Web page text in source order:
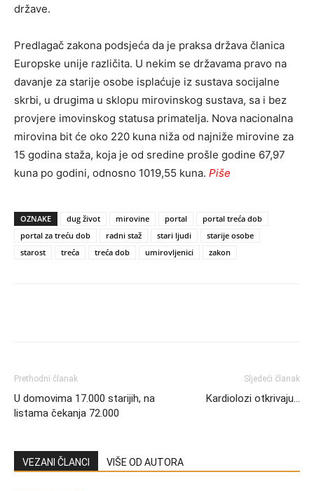
države.
Predlagač zakona podsjeća da je praksa država članica
Europske unije različita. U nekim se državama pravo na
davanje za starije osobe isplaćuje iz sustava socijalne
skrbi, u drugima u sklopu mirovinskog sustava, sa i bez
provjere imovinskog statusa primatelja. Nova nacionalna
mirovina bit će oko 220 kuna niža od najniže mirovine za
15 godina staža, koja je od sredine prošle godine 67,97
kuna po godini, odnosno 1019,55 kuna. Piše
OZNAKE dug život mirovine portal
portal treća dob
portal za treću dob
radni staž stari ljudi
starije osobe
starost
treća treća dob umirovljenici zakon
Prethodni članak
U domovima 17.000 starijih, na
listama čekanja 72.000
Sljedeći članak
Kardiolozi otkrivaju…
VEZANI ČLANCI VIŠE OD AUTORA